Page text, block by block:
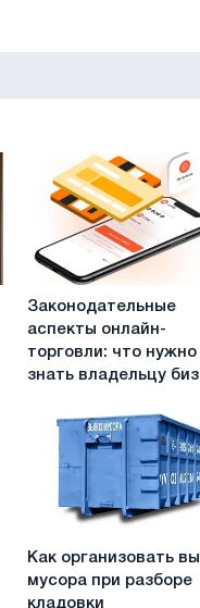
аспекты
торговли:
владельцу
Законодательные
аспекты онлайн-
торговли: что нужно
знать владельцу
организовать
вывоз
Как организовать
мусора при разборе
кладовки